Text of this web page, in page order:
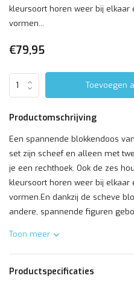
kleursoort horen weer bij
vormen...
€79,95
Toevoegen
Productomschrijving
Een spannende blokkendoos
set zijn scheef en alleen met
je een rechthoek. Ook de zes
kleursoort horen weer bij
vormen.En dankzij de scheve
andere, spannende figuren
Toon meer
Productspecificaties